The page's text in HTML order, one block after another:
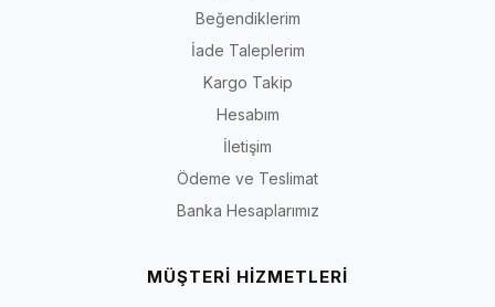
Beğendiklerim
İade Taleplerim
Kargo Takip
Hesabım
İletişim
Ödeme ve Teslimat
Banka Hesaplarımız
MÜŞTERİ HİZMETLERİ